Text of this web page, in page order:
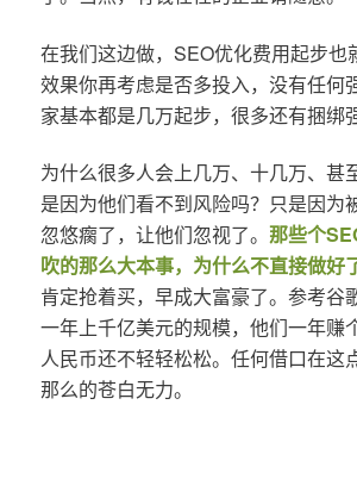
在我们这边做，SEO优化费用起步也
效果你再考虑是否多投入，没有任何
家基本都是几万起步，很多还有捆绑
为什么很多人会上几万、十几万、甚
是因为他们看不到风险吗？只是因为
忽悠瘸了，让他们忽视了。 那些个
吹的那么大本事，为什么不直接做好
肯定抢着买，早成大富豪了。参考谷
一年上千亿美元的规模，他们一年赚
人民币还不轻轻松松。任何借口在这
那么的苍白无力。